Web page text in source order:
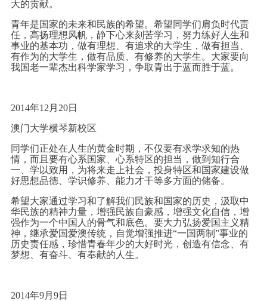
大的贡献。
青年是国家的未来和民族的希望。希望同学们肩负时代责
任，高扬理想风帆，静下心来刻苦学习，努力练好人生和
事业的基本功，做有理想、有追求的大学生，做有担当、
有作为的大学生，做有品质、有修养的大学生。大家要向
我国老一辈杰出科学家学习，争取青出于蓝而胜于蓝。
2014年12月20日
澳门大学横琴新校区
同学们正处在人生的黄金时期，不仅要有求学求知的热
情，而且要有心系国家、心系特区的担当，做到知行合
一、学以致用，为将来走上社会，投身特区和国家建设做
好思想品德、学识修养、能力才干等多方面的储备。
希望大家通过学习和了解我们民族和国家的历史，汲取中
华民族的精神力量，增强民族自豪感，增强文化自信，增
强作为一个中国人的骨气和底色。要大力弘扬爱国主义精
神，继承爱国爱澳传统，自觉增强推进“一国两制”事业的
历史责任感，珍惜青春年少的大好时光，创造有信念、有
梦想、有奋斗、有奉献的人生。
2014年9月9日